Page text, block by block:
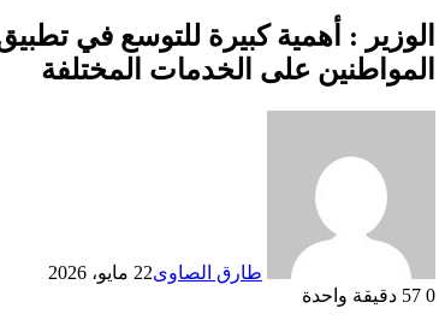
الوزير : أهمية كبيرة للتوسع في
المواطنين على الخدمات المختلفة
طارق الصاوى22 مايو، 2026
0
دقيقة واحدة